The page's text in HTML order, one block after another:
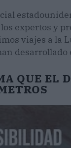
expertos y
viajes a la
desarrollado
QUE EL